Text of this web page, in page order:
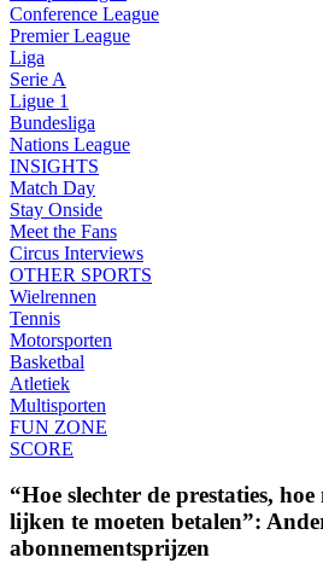
Conference League
Premier League
Liga
Serie A
Ligue 1
Bundesliga
Nations League
INSIGHTS
Match Day
Stay Onside
Meet the Fans
Circus Interviews
OTHER SPORTS
Wielrennen
Tennis
Motorsporten
Basketbal
Atletiek
Multisporten
FUN ZONE
SCORE
“Hoe slechter de prestaties,
lijken te moeten betalen”:
abonnementsprijzen